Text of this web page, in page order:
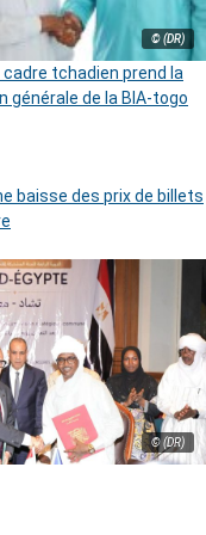
© (DR)
cadre tchadien prend la
générale de la BIA-togo
baisse des prix de billets
© (DR)